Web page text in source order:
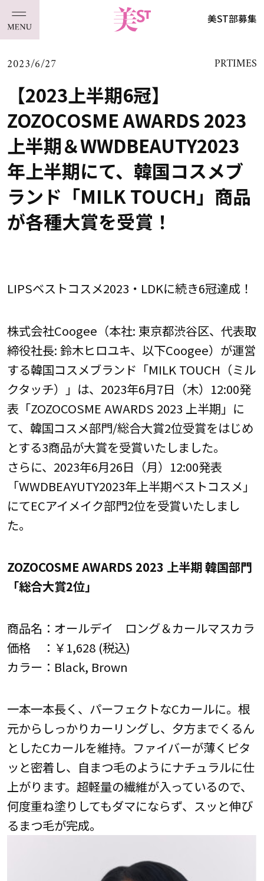
美ST部募集
2023/6/27 PRTIMES
【2023上半期6冠】
ZOZOCOSME AWARDS 2023
上半期＆WWDBEAUTY2023
年上半期にて、韓国コスメブ
ランド「MILK TOUCH」商品
が各種大賞を受賞！
LIPSベストコスメ2023・LDKに続き6冠達成！
株式会社Coogee（本社: 東京都渋谷区、代表取
締役社長: 鈴木ヒロユキ、以下Coogee）が運営
する韓国コスメブランド「MILK TOUCH（ミル
クタッチ）」は、2023年6月7日（木）12:00発
表「ZOZOCOSME AWARDS 2023 上半期」に
て、韓国コスメ部門/総合大賞2位受賞をはじめ
とする3商品が大賞を受賞いたしました。
さらに、2023年6月26日（月）12:00発表
「WWDBEAYUTY2023年上半期ベストコスメ」
にてECアイメイク部門2位を受賞いたしまし
た。
ZOZOCOSME AWARDS 2023 上半期 韓国部門
「総合大賞2位」
商品名：オールデイ ロング＆カールマスカラ
価格 ：￥1,628 (税込)
カラー：Black, Brown
一本一本長く、パーフェクトなCカールに。根
元からしっかりカーリングし、夕方までくるん
としたCカールを維持。ファイバーが薄くピタ
ッと密着し、自まつ毛のようにナチュラルに仕
上がります。超軽量の繊維が入っているので、
何度重ね塗りしてもダマにならず、スッと伸び
るまつ毛が完成。